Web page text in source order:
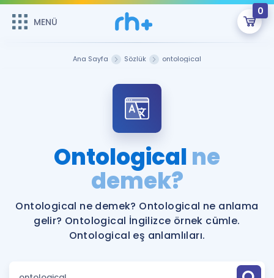
MENÜ
0
Şifremi Hatırlamıyorum
Sepetin Şu An Boş.
Remzi Hoca ile seni sınava hazırlayacak onlarca eğitim seni
bekliyor!
MENÜ
Katılımcı Görüşleri
Faydalı Araçlar
Ücretsiz Kaynaklar
İngilizce Gramer
Ana Sayfa Sözlük ontological
Ontologicalne
demek?
Ontological ne demek? Ontological ne anlama
gelir? Ontological İngilizce örnek cümle.
Ontological eş anlamlıları.